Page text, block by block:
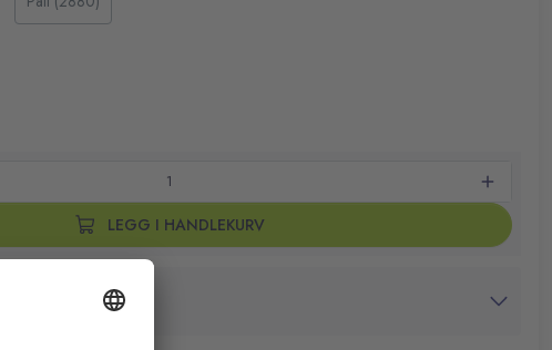
LEGG I HANDLEKURV